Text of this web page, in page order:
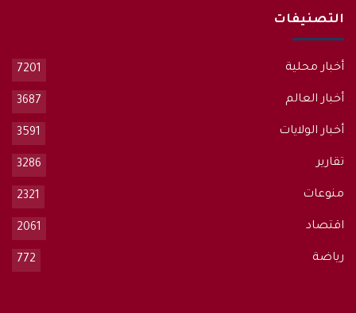
التصنيفات
أخبار محلية 7201
أخبار العالم 3687
أخبار الولايات 3591
تقارير 3286
منوعات 2321
اقتصاد 2061
رياضة 772